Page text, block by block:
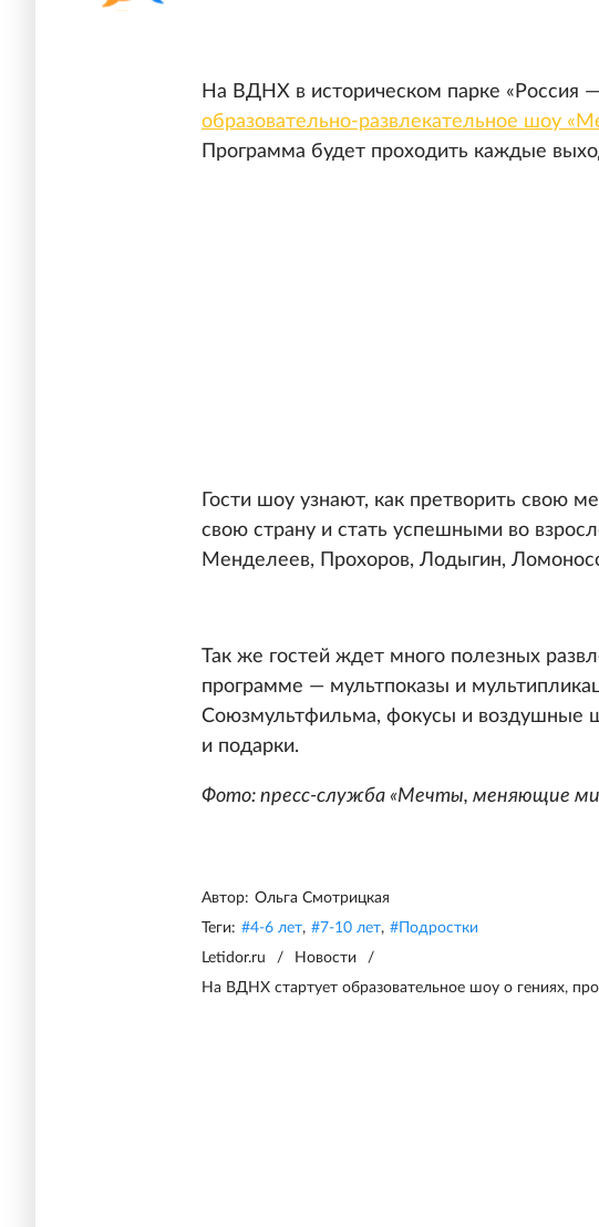
На ВДНХ в историческом парке «Россия
образовательно-развлекательное шоу
Программа будет проходить каждые
Гости шоу узнают, как претворить свою
свою страну и стать успешными во
Менделеев, Прохоров, Лодыгин,
Так же гостей ждет много полезных
программе — мультпоказы и
Союзмультфильма, фокусы и воздушные
и подарки.
Фото: пресс-служба «Мечты, меняющие
Автор: Ольга Смотрицкая
Теги: #4-6 лет, #7-10 лет, # Подростки
Letidor.ru
/ Новости
/
На ВДНХ стартует образовательное шоу о гениях,